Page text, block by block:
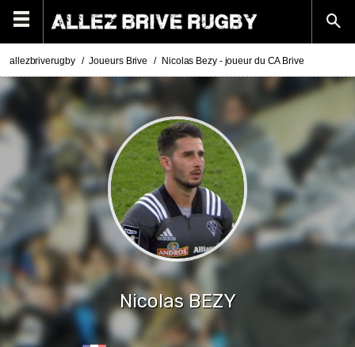
allezbriverugby Joueurs Brive Nicolas Bezy - joueur du CA Brive
NicolasBEZY